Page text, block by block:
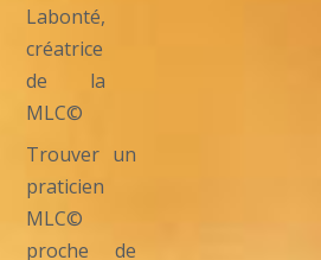
Labonté,
créatrice
de la
MLC©
Trouver un
praticien
MLC©
proche de